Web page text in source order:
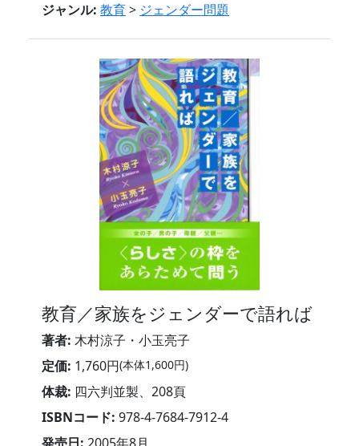
ジャンル: 教育> ジェンダー問題
教育／家族をジェンダーで語れば
著者: 木村涼子・小玉亮子
定価: 1,760円(本体1,600円)
体裁: 四六判並製、208頁
ISBNコード: 978-4-7684-7912-4